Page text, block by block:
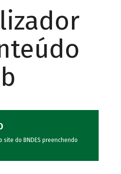
site do BNDES preenchendo